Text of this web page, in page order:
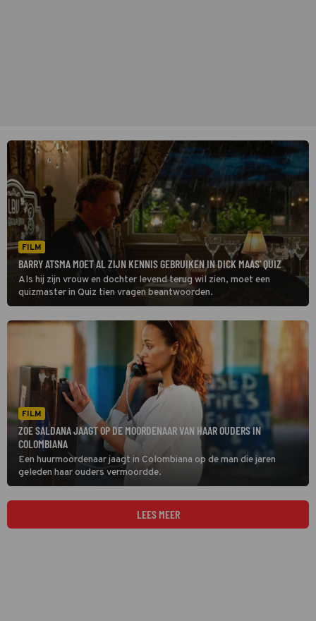
FILM
BARRY ATSMA MOET AL ZIJN KENNIS GEBRUIKEN IN DICK MAAS' QUIZ
Als hij zijn vrouw en dochter levend terug wil zien, moet een
quizmaster in Quiz tien vragen beantwoorden.
FILM
ZOE SALDANA JAAGT OP DE MOORDENAAR VAN HAAR OUDERS IN
COLOMBIANA
Een huurmoordenaar jaagt in Colombiana op de man die jaren
geleden haar ouders vermoordde.
LEES MEER